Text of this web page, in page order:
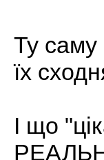
Ту саму
їх
І що